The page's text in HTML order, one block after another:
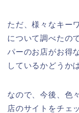
ただ、様々なキー
について調べたの
パーのお店がお得
しているかどうか
なので、今後、色
店のサイトをチェ